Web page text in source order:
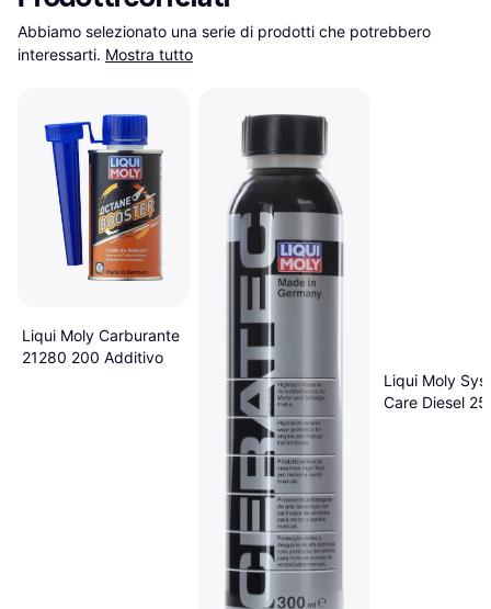
Abbiamo selezionato una serie di prodotti che potrebbero
interessarti. Mostra tutto
Liqui Moly Carburante
21280 200 Additivo
Liqui Moly
Care Diesel